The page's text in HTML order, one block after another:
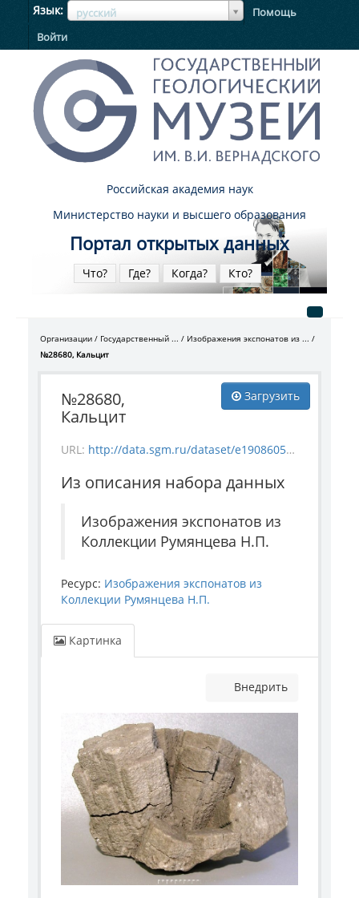
Язык русский
ЯзыкЯзык
Помощь
Войти
Российская академия наук
Министерство науки и высшего образования
Портал открытых данных
Что? Где? Когда? Кто?
Организации Государственный ...
Изображения экспонатов из ...
№28680, Кальцит
Загрузить
№28680,
Кальцит
URL: http://data.sgm.ru/dataset/e1908605-67c3-4add-a6a7-6c288953c91e/resource/d7886020-11fc-4ad7-b595-caa64368d1ab/download/mineral_28680.jpg
Из описания набора данных
Изображения экспонатов из
Коллекции Румянцева Н.П.
Ресурс: Изображения экспонатов из
Коллекции Румянцева Н.П.
Картинка
Внедрить